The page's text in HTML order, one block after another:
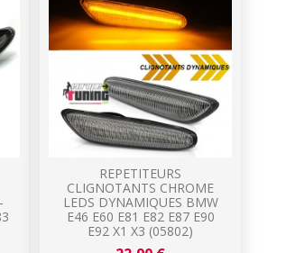
REPETITEURS
CLIGNOTANTS CHROME
LEDS DYNAMIQUES BMW
E46 E60 E81 E82 E87 E90
E92 X1 X3 (05802)